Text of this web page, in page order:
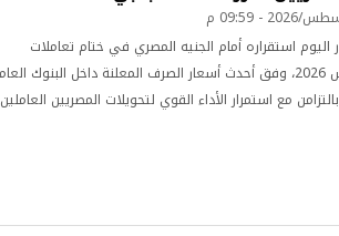
اليوم استقراره أمام الجنيه المصري في ختام تعاملات
الجمعة 7 أغسطس 2026، وفق أحدث أسعار الصرف المعلنة داخل البنوك
مع استمرار الأداء القوي لتحويلات المصريين العاملين